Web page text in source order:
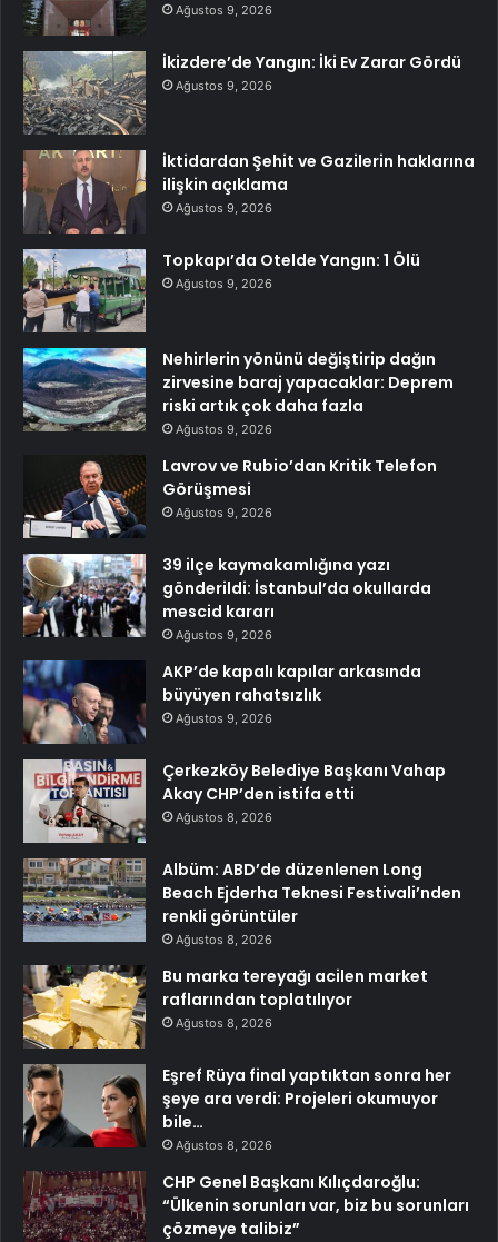
Ağustos 9, 2026
İkizdere’de Yangın: İki Ev Zarar Gördü
Ağustos 9, 2026
İktidardan Şehit ve Gazilerin haklarına
ilişkin açıklama
Ağustos 9, 2026
Topkapı’da Otelde Yangın: 1 Ölü
Ağustos 9, 2026
Nehirlerin yönünü değiştirip dağın
zirvesine baraj yapacaklar: Deprem
riski artık çok daha fazla
Ağustos 9, 2026
Lavrov ve Rubio’dan Kritik Telefon
Görüşmesi
Ağustos 9, 2026
39 ilçe kaymakamlığına yazı
gönderildi: İstanbul’da okullarda
mescid kararı
Ağustos 9, 2026
AKP’de kapalı kapılar arkasında
büyüyen rahatsızlık
Ağustos 9, 2026
Çerkezköy Belediye Başkanı Vahap
Akay CHP’den istifa etti
Ağustos 8, 2026
Albüm: ABD’de düzenlenen Long
Beach Ejderha Teknesi Festivali’nden
renkli görüntüler
Ağustos 8, 2026
Bu marka tereyağı acilen market
raflarından toplatılıyor
Ağustos 8, 2026
Eşref Rüya final yaptıktan sonra her
şeye ara verdi: Projeleri okumuyor
bile…
Ağustos 8, 2026
CHP Genel Başkanı Kılıçdaroğlu:
“Ülkenin sorunları var, biz bu sorunları
çözmeye talibiz”